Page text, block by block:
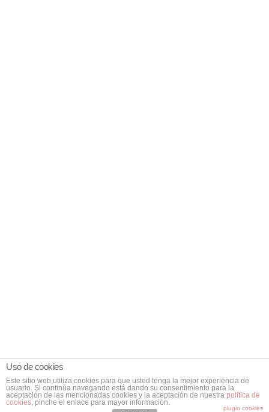
Uso de cookies
Este sitio web utiliza cookies para que usted tenga la mejor experiencia de
usuario. Si continúa navegando está dando su consentimiento para la
aceptación de las mencionadas cookies y la aceptación de nuestra política de
cookies, pinche el enlace para mayor información.
plugin cookies